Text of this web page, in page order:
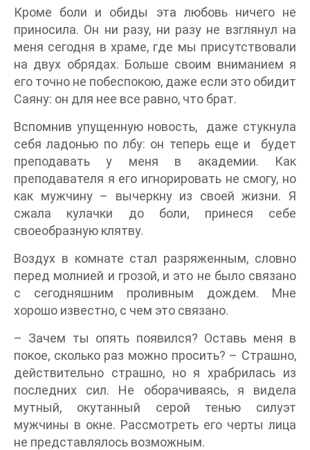
Кроме боли и обиды эта любовь ничего не
приносила. Он ни разу, ни разу не взглянул на
меня сегодня в храме, где мы присутствовали
на двух обрядах. Больше своим вниманием я
его точно не побеспокою, даже если это обидит
Саяну: он для нее все равно, что брат.
Вспомнив упущенную новость, даже стукнула
себя ладонью по лбу: он теперь еще и будет
преподавать у меня в академии. Как
преподавателя я его игнорировать не смогу, но
как мужчину – вычеркну из своей жизни. Я
сжала кулачки до боли, принеся себе
своеобразную клятву.
Воздух в комнате стал разряженным, словно
перед молнией и грозой, и это не было связано
с сегодняшним проливным дождем. Мне
хорошо известно, с чем это связано.
– Зачем ты опять появился? Оставь меня в
покое, сколько раз можно просить? – Страшно,
действительно страшно, но я храбрилась из
последних сил. Не оборачиваясь, я видела
мутный, окутанный серой тенью силуэт
мужчины в окне. Рассмотреть его черты лица
не представлялось возможным.